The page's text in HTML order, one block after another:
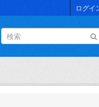
ログイ